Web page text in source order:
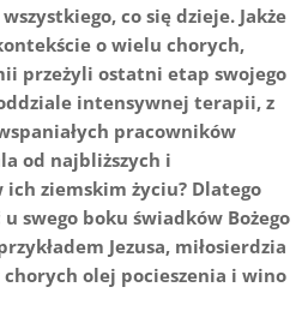
co się dzieje. Jakże
o wielu chorych,
przeżyli ostatni etap swojego
intensywnej terapii, z
pracowników
od najbliższych i
ich ziemskim życiu? Dlatego
swego boku świadków Bożego
Jezusa, miłosierdzia
olej pocieszenia i wino